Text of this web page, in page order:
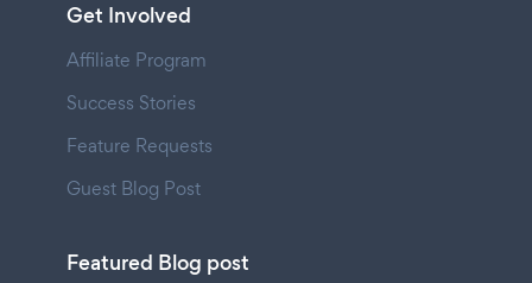
Get Involved
Affiliate Program
Success Stories
Feature Requests
Guest Blog Post
Featured Blog post